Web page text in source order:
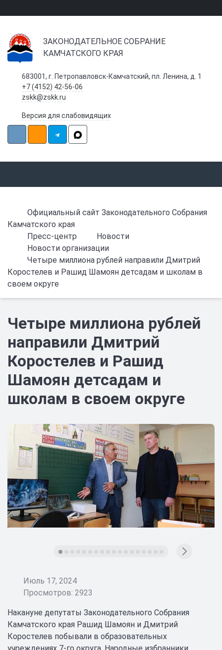
ЗАКОНОДАТЕЛЬНОЕ СОБРАНИЕ
КАМЧАТСКОГО КРАЯ
683001, г. Петропавловск-Камчатский, пл. Ленина, д. 1
+7 (4152) 42-56-06
zskk@zskk.ru
Версия для слабовидящих
Официальный сайт Законодательного Собрания
Камчатского края
Пресс-центр
Новости
Новости организации
Четыре миллиона рублей направили Дмитрий
Коростелев и Рашид Шамоян детсадам и школам в
своем округе
Четыре миллиона рублей
направили Дмитрий
Коростелев и Рашид
Шамоян детсадам и
школам в своем округе
Июль 17, 2024
Просмотров: 2923
Накануне депутаты Законодательного Собрания
Камчатского края Рашид Шамоян и Дмитрий
Коростелев побывали в образовательных